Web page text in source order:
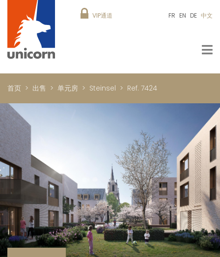
VIP通道 FR EN DE 中文
首页 出售 单元房 Steinsel Ref. 7424